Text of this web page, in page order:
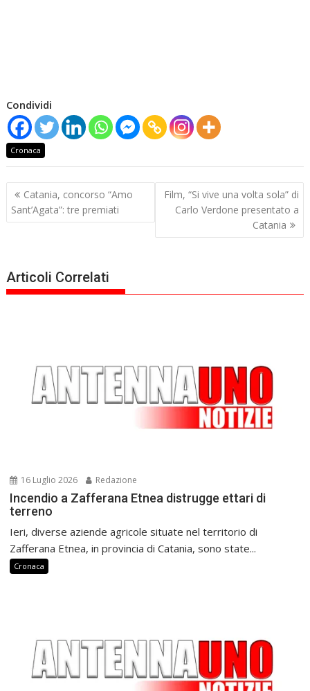
Condividi
Cronaca
Navigazione
articoli
Catania, concorso “Amo
Sant’Agata”: tre premiati
Film, “Si vive una volta sola” di
Carlo Verdone presentato a
Catania
Articoli Correlati
16 Luglio 2026 Redazione
Incendio a Zafferana Etnea distrugge ettari di
terreno
Ieri, diverse aziende agricole situate nel territorio di
Zafferana Etnea, in provincia di Catania, sono state...
Cronaca